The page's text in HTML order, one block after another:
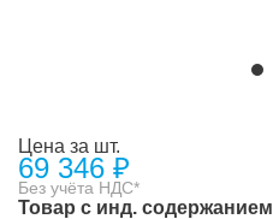
Цена за шт.
69 346 ₽
Без учёта НДС*
Товар с инд. содержанием